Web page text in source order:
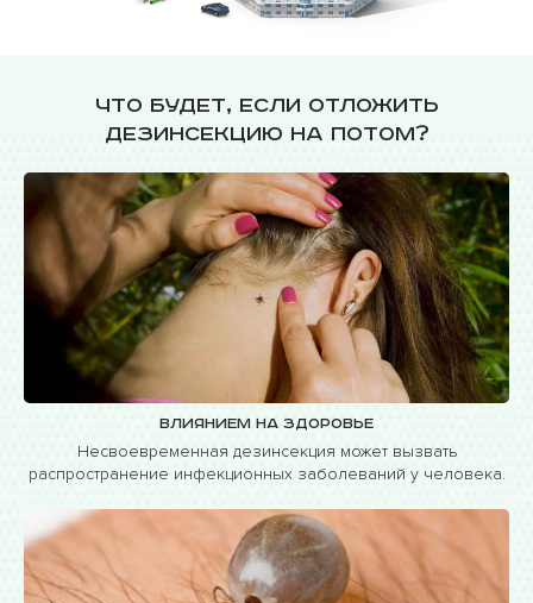
Что будет, если отложить
дезинсекцию на потом?
Влиянием на здоровье
Несвоевременная дезинсекция может вызвать
распространение инфекционных заболеваний у человека.